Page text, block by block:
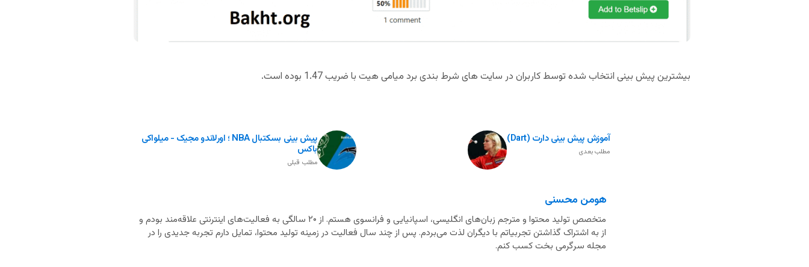
بیشترین پیش بینی انتخاب شده توسط کاربران در سایت های شرط بندی برد میامی هیت با ضریب 1.47 بوده است.
پیش بینی بسکتبال NBA ؛ اورلاندو مجیک - میلواکی
باکس
مطلب قبلی
آموزش پیش بینی دارت (Dart)
مطلب بعدی
هومن محسنی
متخصص تولید محتوا و مترجم زبان‌های انگلیسی، اسپانیایی و فرانسوی هستم. از ۲۰ سالگی به فعالیت‌های اینترنتی علاقه‌مند بودم و
از به اشتراک گذاشتن تجربیاتم با دیگران لذت می‌بردم. پس از چند سال فعالیت در زمینه تولید محتوا، تمایل دارم تجربه جدیدی را در
مجله سرگرمی بخت کسب کنم.